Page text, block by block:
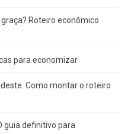
Roteiro econômico
para economizar
Como montar o roteiro
guia definitivo para